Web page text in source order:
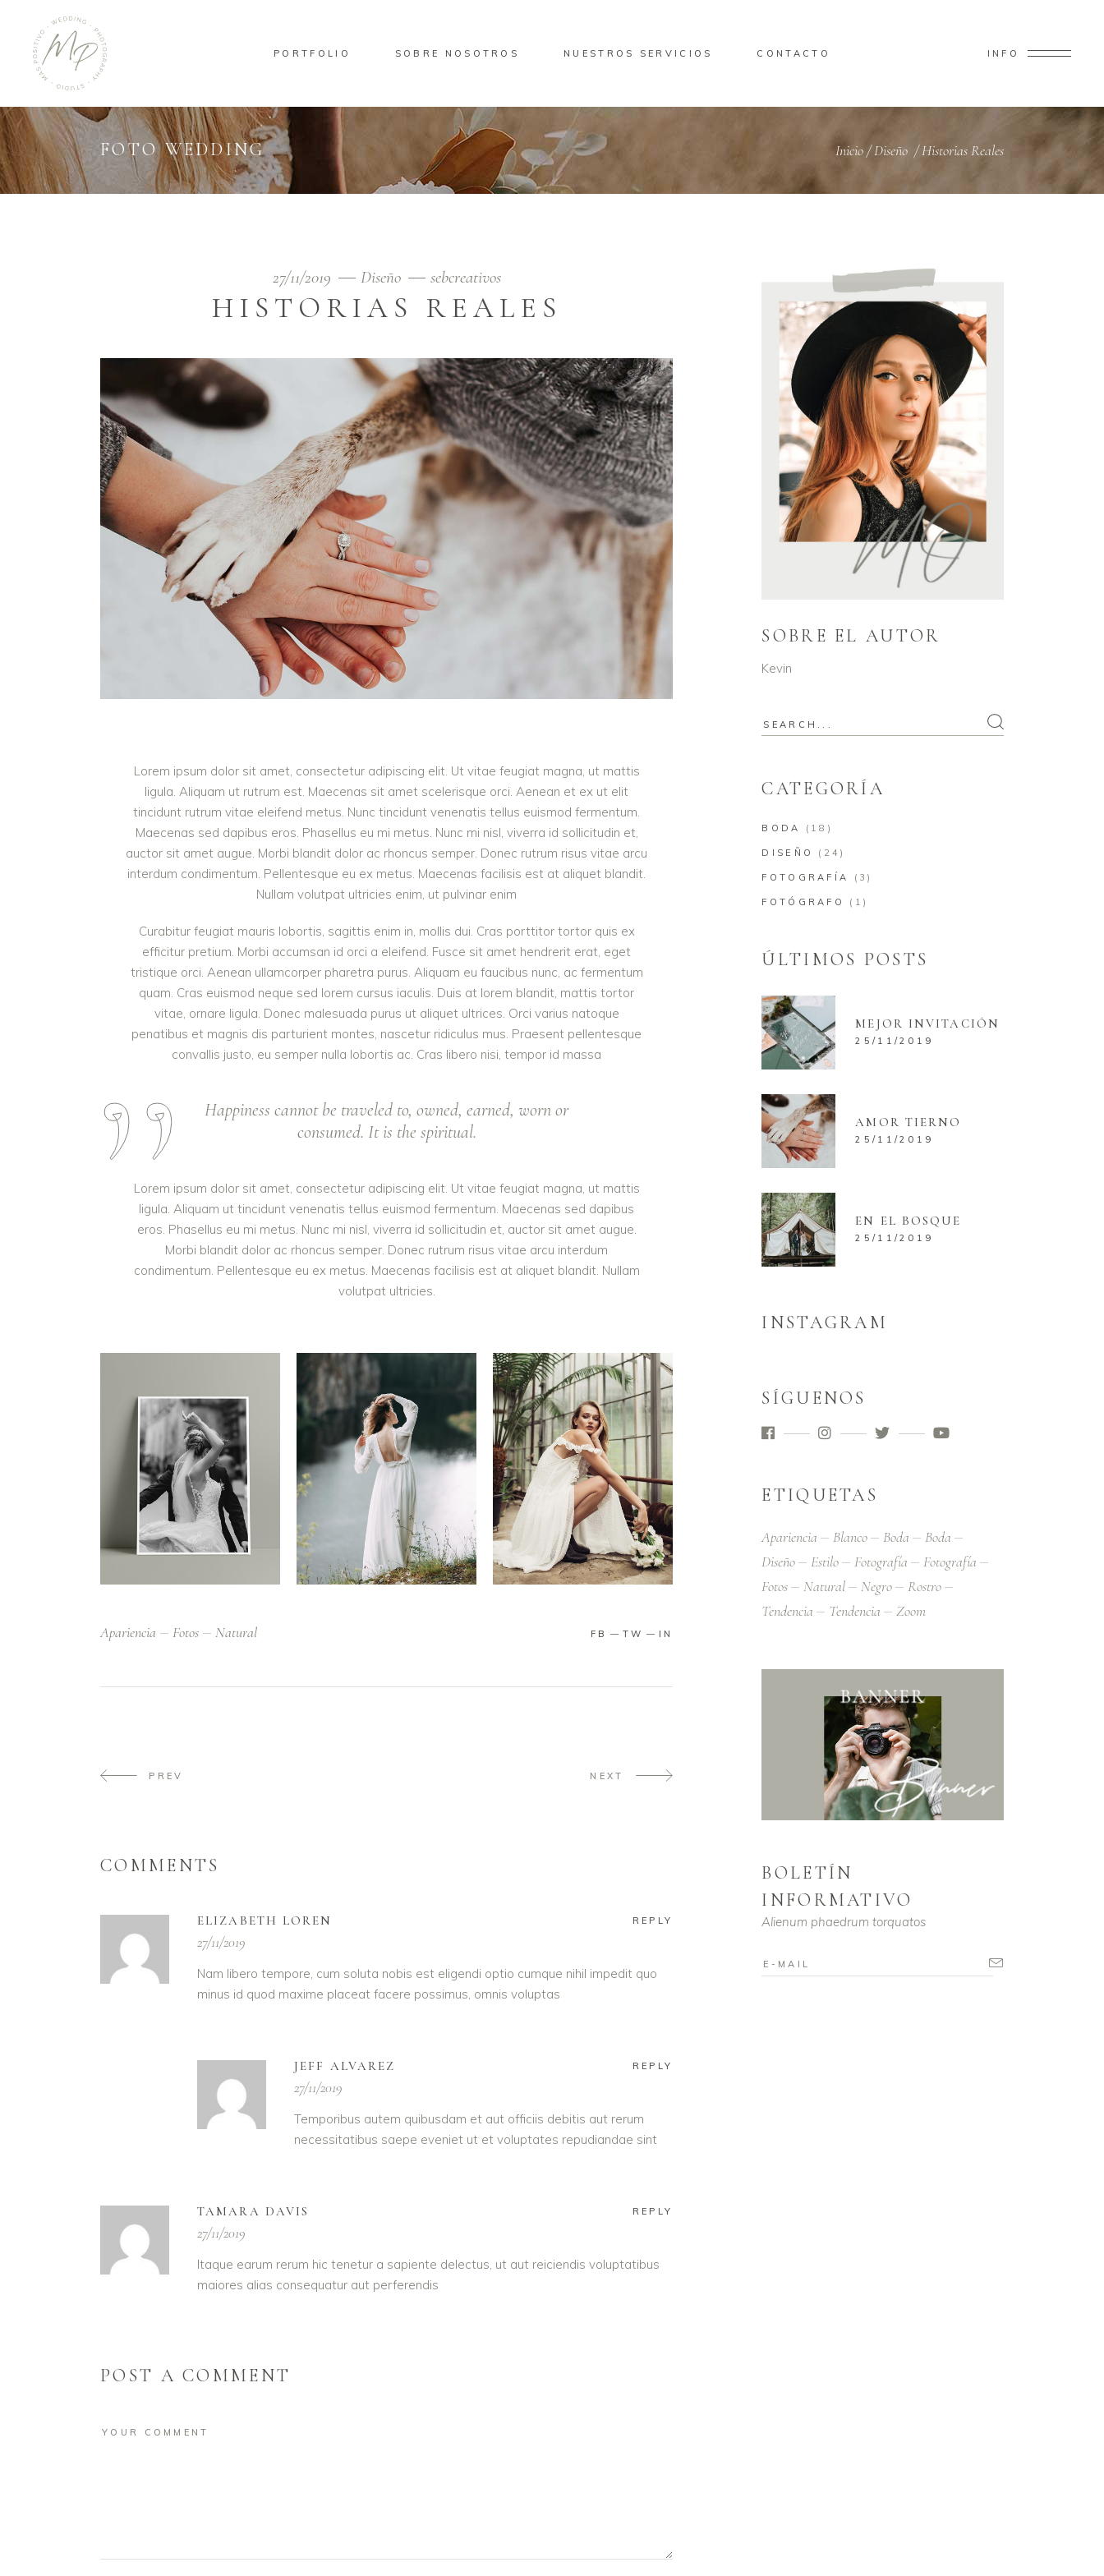
PORTFOLIO SOBRE NOSOTROS NUESTROS SERVICIOS CONTACTO INFO
FOTO WEDDING Inicio/Diseño /Historias Reales
27/11/2019 Diseño sebcreativos
HISTORIAS REALES
Lorem ipsum dolor sit amet, consectetur adipiscing elit. Ut vitae feugiat magna, ut mattis
ligula. Aliquam ut rutrum est. Maecenas sit amet scelerisque orci. Aenean et ex ut elit
tincidunt rutrum vitae eleifend metus. Nunc tincidunt venenatis tellus euismod fermentum.
Maecenas sed dapibus eros. Phasellus eu mi metus. Nunc mi nisl, viverra id sollicitudin et,
auctor sit amet augue. Morbi blandit dolor ac rhoncus semper. Donec rutrum risus vitae arcu
interdum condimentum. Pellentesque eu ex metus. Maecenas facilisis est at aliquet blandit.
Nullam volutpat ultricies enim, ut pulvinar enim
Curabitur feugiat mauris lobortis, sagittis enim in, mollis dui. Cras porttitor tortor quis ex
efficitur pretium. Morbi accumsan id orci a eleifend. Fusce sit amet hendrerit erat, eget
tristique orci. Aenean ullamcorper pharetra purus. Aliquam eu faucibus nunc, ac fermentum
quam. Cras euismod neque sed lorem cursus iaculis. Duis at lorem blandit, mattis tortor
vitae, ornare ligula. Donec malesuada purus ut aliquet ultrices. Orci varius natoque
penatibus et magnis dis parturient montes, nascetur ridiculus mus. Praesent pellentesque
convallis justo, eu semper nulla lobortis ac. Cras libero nisi, tempor id massa
Happiness cannot be traveled to, owned, earned, worn or
consumed. It is the spiritual.
Lorem ipsum dolor sit amet, consectetur adipiscing elit. Ut vitae feugiat magna, ut mattis
ligula. Aliquam ut tincidunt venenatis tellus euismod fermentum. Maecenas sed dapibus
eros. Phasellus eu mi metus. Nunc mi nisl, viverra id sollicitudin et, auctor sit amet augue.
Morbi blandit dolor ac rhoncus semper. Donec rutrum risus vitae arcu interdum
condimentum. Pellentesque eu ex metus. Maecenas facilisis est at aliquet blandit. Nullam
volutpat ultricies.
Apariencia Fotos Natural FB TW IN
PREV NEXT
COMMENTS
ELIZABETH LOREN REPLY
27/11/2019
Nam libero tempore, cum soluta nobis est eligendi optio cumque nihil impedit quo
minus id quod maxime placeat facere possimus, omnis voluptas
JEFF ALVAREZ REPLY
27/11/2019
Temporibus autem quibusdam et aut officiis debitis aut rerum
necessitatibus saepe eveniet ut et voluptates repudiandae sint
TAMARA DAVIS REPLY
27/11/2019
Itaque earum rerum hic tenetur a sapiente delectus, ut aut reiciendis voluptatibus
maiores alias consequatur aut perferendis
POST A COMMENT
SOBRE EL AUTOR
Kevin
CATEGORÍA
BODA (18)
DISEÑO (24)
FOTOGRAFÍA (3)
FOTÓGRAFO (1)
ÚLTIMOS POSTS
MEJOR INVITACIÓN
25/11/2019
AMOR TIERNO
25/11/2019
EN EL BOSQUE
25/11/2019
INSTAGRAM
SÍGUENOS
ETIQUETAS
Apariencia Blanco Boda
Boda
Diseño
Estilo Fotografía
Fotografía
Fotos
Natural Negro
Rostro
Tendencia
Tendencia Zoom
BOLETÍN
INFORMATIVO
Alienum phaedrum torquatos